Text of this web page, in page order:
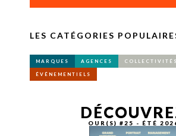
LES CATÉGORIES
MARQUES AGENCES COLLECTIVITÉS
ÉVÉNEMENTIELS
OUR(S) #25 - ÉTÉ